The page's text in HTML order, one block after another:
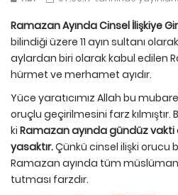
Ramazan Ayında Cinsel İlişkiye
bilindiği üzere 11 ayın sultanı
aylardan biri olarak kabul edilen
hürmet ve merhamet ayıdır.
Yüce yaratıcımız Allah bu
oruçlu geçirilmesini farz kılmıştır.
ki Ramazan ayında gündüz vakti
yasaktır.Çünkü cinsel ilişki orucu
Ramazan ayında tüm
tutması farzdır.